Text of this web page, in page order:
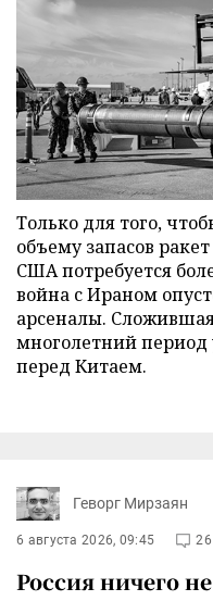
Только для того,
объему запасов
США потребуется
война с Ираном
арсеналы.
многолетний
перед Китаем.
Геворг Мирзаян
6 августа 2026, 09:45 26
Россия ничего